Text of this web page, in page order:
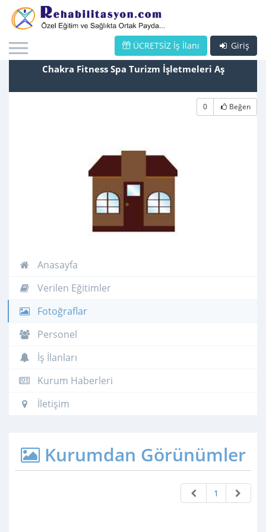
Giriş
ÜCRETSİZ İş İlanı
Chakra Fitness Spa Turizm İşletmeleri Aş
0 Beğen
Anasayfa
Verilen Eğitimler
Fotoğraflar
Personel
İş İlanları
Kurum Haberleri
İletişim
Kurumdan Görünümler
1